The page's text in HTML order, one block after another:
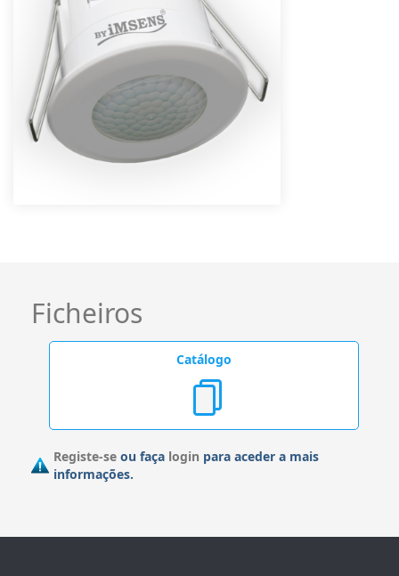
Ficheiros
Catálogo
Registe-se ou faça login para aceder a mais
informações.